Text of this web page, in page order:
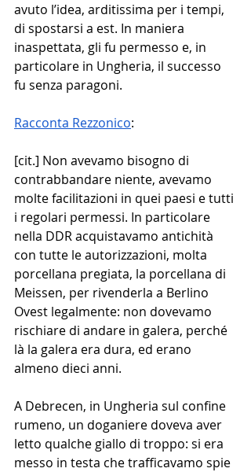
avuto l’idea, arditissima per i tempi,
di spostarsi a est. In maniera
inaspettata, gli fu permesso e, in
particolare in Ungheria, il successo
fu senza paragoni.
Racconta Rezzonico:
[cit.] Non avevamo bisogno di
contrabbandare niente, avevamo
molte facilitazioni in quei paesi e tutti
i regolari permessi. In particolare
nella DDR acquistavamo antichità
con tutte le autorizzazioni, molta
porcellana pregiata, la porcellana di
Meissen, per rivenderla a Berlino
Ovest legalmente: non dovevamo
rischiare di andare in galera, perché
là la galera era dura, ed erano
almeno dieci anni.
A Debrecen, in Ungheria sul confine
rumeno, un doganiere doveva aver
letto qualche giallo di troppo: si era
messo in testa che trafficavamo spie